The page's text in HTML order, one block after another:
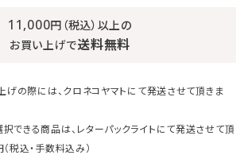
11,000円（税込）以上の
お買い上げで送料無料
の際には、クロネコヤマトにて発送させて頂きま
択できる商品は、レターパックライトにて発送させて頂
税込・手数料込み）